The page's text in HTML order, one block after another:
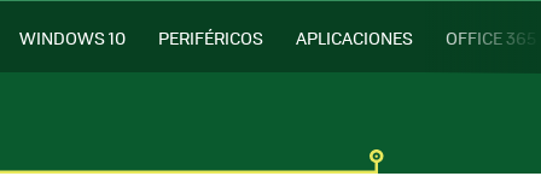
WINDOWS 10 PERIFÉRICOS APLICACIONES OFFICE 365